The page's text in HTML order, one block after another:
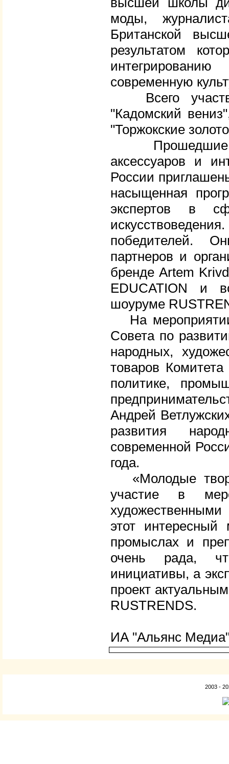
моды,
Британской
результатом
современную
Всего
"Кадомский
"Торжокские
Прошедшие
аксессуаров и
России
насыщенная
экспертов в
победителей.
партнеров и
бренде Artem
EDUCATION и
шоуруме
На мероприятии
Совета по
народных,
товаров
политике,
Андрей
развития
современной
года.
«Молодые
участие в
этот
промыслах и
очень рада,
инициативы, а
проект
RUSTRENDS.
ИА "Альянс
2003 -